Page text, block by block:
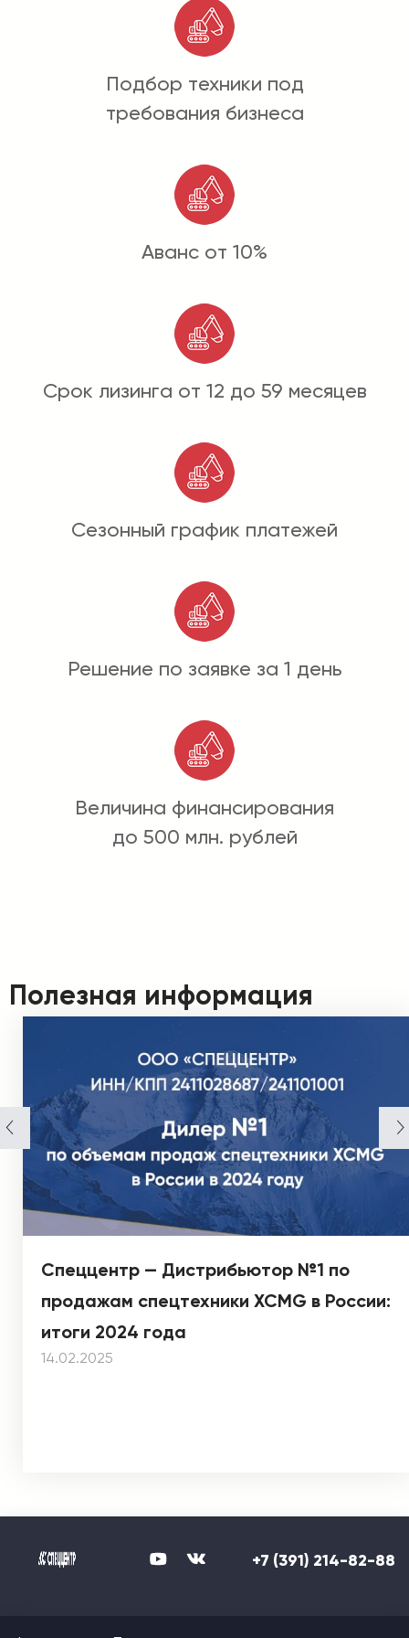
Подбор техники под
требования бизнеса
Аванс от 10%
Срок лизинга от 12 до 59 месяцев
Сезонный график платежей
Решение по заявке за 1 день
Величина финансирования
до 500 млн. рублей
Полезная информация
Спеццентр — Дистрибьютор №1 по
продажам спецтехники XCMG в России:
итоги 2024 года
14.02.2025
+7 (391) 214-82-88